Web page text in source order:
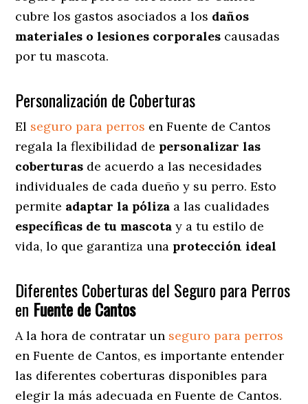
cubre los gastos asociados a los daños
materiales o lesiones corporales causadas
por tu mascota.
Personalización de Coberturas
El seguro para perros en Fuente de Cantos
regala la flexibilidad de personalizar las
coberturas de acuerdo a las necesidades
individuales de cada dueño y su perro. Esto
permite adaptar la póliza a las cualidades
específicas de tu mascota y a tu estilo de
vida, lo que garantiza una protección ideal
Diferentes Coberturas del Seguro para Perros
en Fuente de Cantos
A la hora de contratar un seguro para perros
en Fuente de Cantos, es importante entender
las diferentes coberturas disponibles para
elegir la más adecuada en Fuente de Cantos.